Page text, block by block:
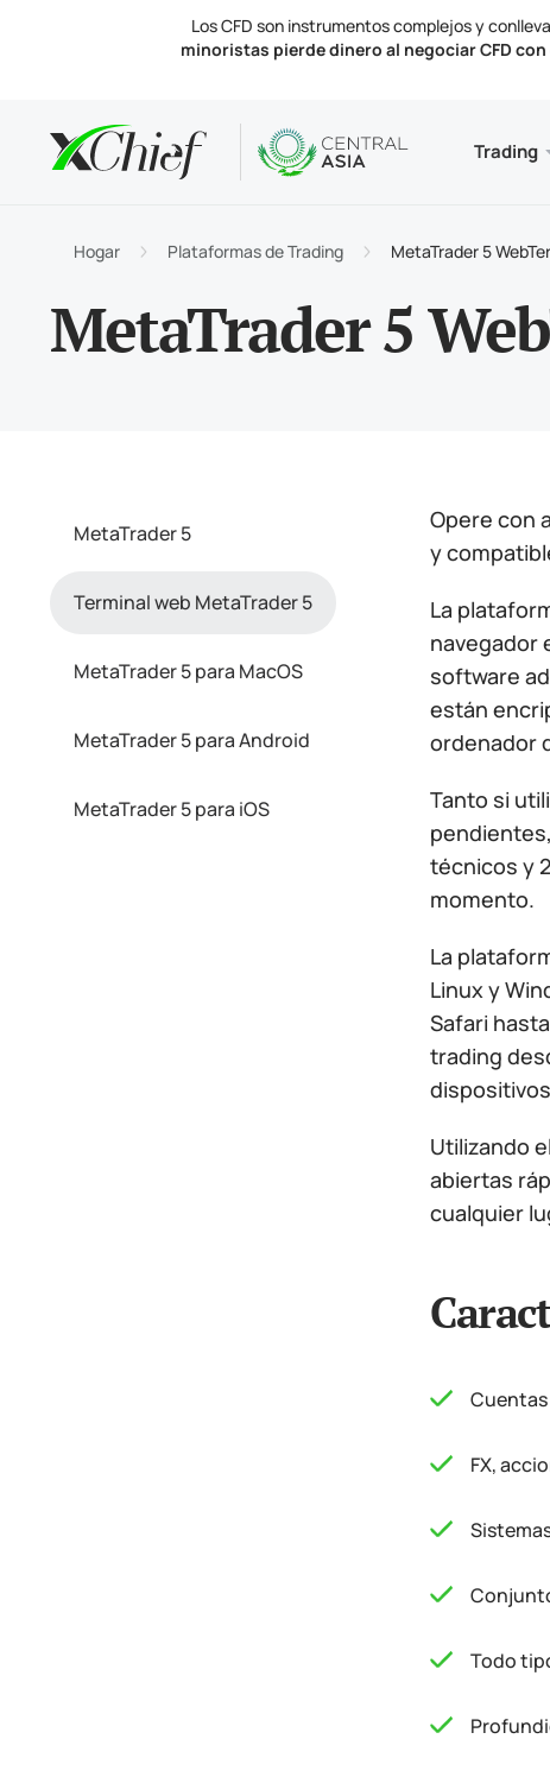
Los CFD son instrumentos complejos y
minoristas pierde dinero al negociar CFD
Trading
Condiciones
Escritorio y
Analítica
Tasas
Acerca de
Noticias
Hogar Plataformas de Trading MetaTrader 5
MetaTrader 5
MetaTrader 5
Terminal web MetaTrader 5
MetaTrader 5 para MacOS
MetaTrader 5 para Android
MetaTrader 5 para iOS
Opere con
y
La
navegador
software
están
ordenador
Tanto si
técnicos y
momento.
La
Linux y
Safari
trading
Utilizando
abiertas
cualquier
Cuentas
FX,
Todo